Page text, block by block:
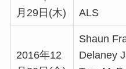
月29日(木)
ALS
2016年12
Shaun
Delaney